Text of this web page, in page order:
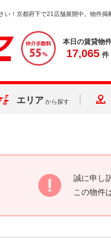
い！京都府下で21店舗展開中。物件掲
本日の賃貸物
17,065 件
エリア から探す
誠に申し
この物件